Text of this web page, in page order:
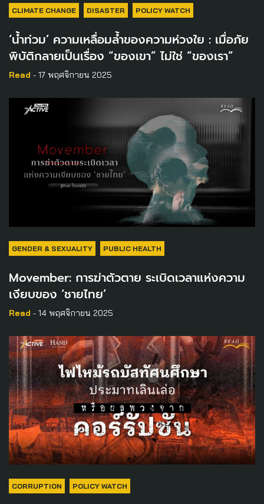
CLIMATE CHANGE DISASTER POLICY WATCH
‘น้ำท่วม’ ความเหลื่อมล้ำของความห่วงใย : เมื่อภัย
พิบัติกลายเป็นเรื่อง “ของเขา” ไม่ใช่ “ของเรา”
Read - 17 พฤศจิกายน 2025
GENDER & SEXUALITY PUBLIC HEALTH
Movember: การฆ่าตัวตาย ระเบิดเวลาแห่งความ
เงียบของ ‘ชายไทย’
Read - 14 พฤศจิกายน 2025
CORRUPTION POLICY WATCH